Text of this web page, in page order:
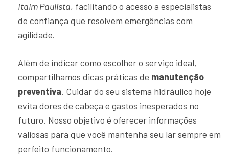
Itaim Paulista, facilitando o acesso a especialistas
de confiança que resolvem emergências com
agilidade.
Além de indicar como escolher o serviço ideal,
compartilhamos dicas práticas de manutenção
preventiva. Cuidar do seu sistema hidráulico hoje
evita dores de cabeça e gastos inesperados no
futuro. Nosso objetivo é oferecer informações
valiosas para que você mantenha seu lar sempre em
perfeito funcionamento.